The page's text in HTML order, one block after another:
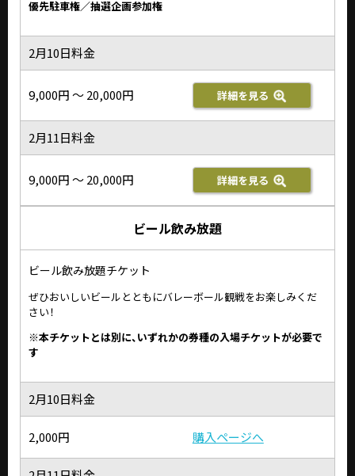
優先駐車権／抽選企画参加権
2月10日料金
9,000円 ～ 20,000円 詳細を見る
2月11日料金
9,000円 ～ 20,000円 詳細を見る
ビール飲み放題
ビール飲み放題チケット
ぜひおいしいビールとともにバレーボール観戦をお楽しみくだ
さい！
※本チケットとは別に、いずれかの券種の入場チケットが必要で
す
2月10日料金
2,000円 購入ページへ